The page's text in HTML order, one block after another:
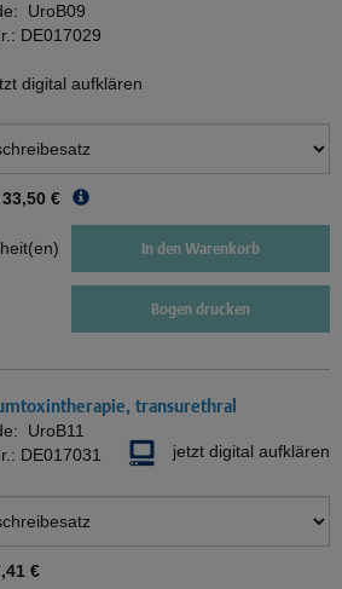
UroB09
DE017029
digital aufklären
33,50 €
In den Warenkorb
Bogen drucken
transurethral
UroB11
DE017031 jetzt digital aufklären
€